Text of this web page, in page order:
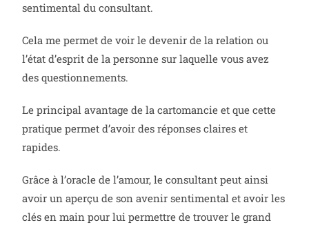
sentimental du consultant.
Cela me permet de voir le devenir de la relation ou
l’état d’esprit de la personne sur laquelle vous avez
des questionnements.
Le principal avantage de la cartomancie et que cette
pratique permet d’avoir des réponses claires et
rapides.
Grâce à l’oracle de l’amour, le consultant peut ainsi
avoir un aperçu de son avenir sentimental et avoir les
clés en main pour lui permettre de trouver le grand